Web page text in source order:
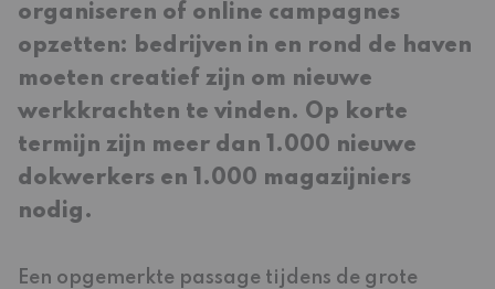
organiseren of online campagnes
opzetten: bedrijven in en rond de haven
moeten creatief zijn om nieuwe
werkkrachten te vinden. Op korte
termijn zijn meer dan 1.000 nieuwe
dokwerkers en 1.000 magazijniers
nodig.
Een opgemerkte passage tijdens de grote